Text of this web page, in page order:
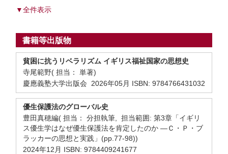
▼全件表示
書籍等出版物
貧困に抗うリベラリズム イギリス福祉国家の思想史
寺尾範野( 担当： 単著)
慶應義塾大学出版会 2026年05月 ISBN: 9784766431032
優生保護法のグローバル史
豊田真穂編( 担当： 分担執筆, 担当範囲: 第3章「イギリ
ス優生学はなぜ優生保護法を肯定したのか ―Ｃ・Ｐ・ブ
ラッカーの思想と実践」(pp.77-98))
2024年12月 ISBN: 9784409241677